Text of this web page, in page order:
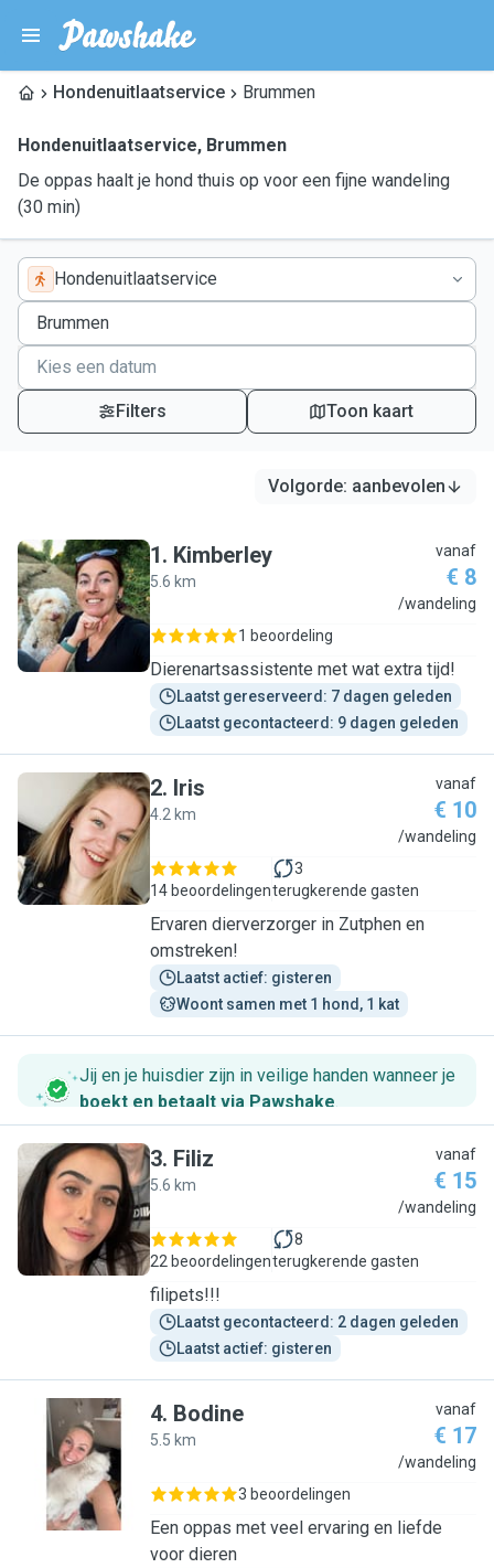
Hondenuitlaatservice Brummen
Hondenuitlaatservice, Brummen
De oppas haalt je hond thuis op voor een fijne wandeling
(30 min)
Hondenuitlaatservice
Filters Toon kaart
Volgorde: aanbevolen
K
1. Kimberley
5.6 km
vanaf
€ 8
/wandeling
1 beoordeling
Dierenartsassistente met wat extra tijd!
Laatst gereserveerd: 7 dagen geleden
Laatst gecontacteerd: 9 dagen geleden
I
2. Iris
4.2 km
vanaf
€ 10
/wandeling
14 beoordelingen
3
terugkerende gasten
Ervaren dierverzorger in Zutphen en
omstreken!
Laatst actief: gisteren
Woont samen met 1 hond, 1 kat
Jij en je huisdier zijn in veilige handen wanneer je
boekt en betaalt via Pawshake.
F
3. Filiz
5.6 km
vanaf
€ 15
/wandeling
22 beoordelingen
8
terugkerende gasten
filipets!!!
Laatst gecontacteerd: 2 dagen geleden
Laatst actief: gisteren
B
4. Bodine
5.5 km
vanaf
€ 17
/wandeling
3 beoordelingen
Een oppas met veel ervaring en liefde
voor dieren